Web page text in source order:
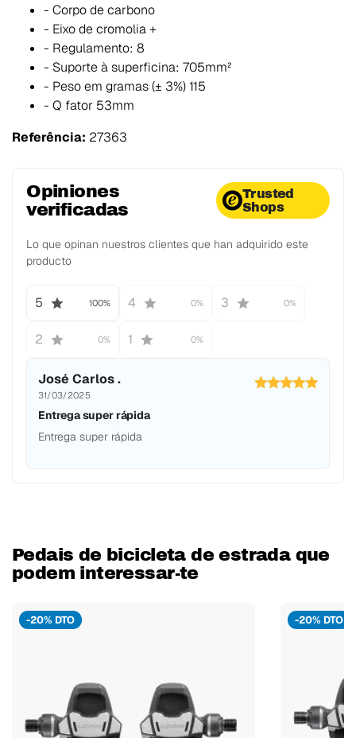
- Corpo de carbono
- Eixo de cromolia +
- Regulamento: 8
- Suporte à superficina: 705mm²
- Peso em gramas (± 3%) 115
- Q fator 53mm
Referência: 27363
Opiniones
verificadas
Trusted
Shops
Lo que opinan nuestros clientes que han adquirido este
producto
5 100% 4 0% 3 0%
2 0% 1 0%
José Carlos .
31/03/2025
Entrega super rápida
Entrega super rápida
Pedais de bicicleta de estrada que
podem interessar-te
-20% DTO -20% DTO